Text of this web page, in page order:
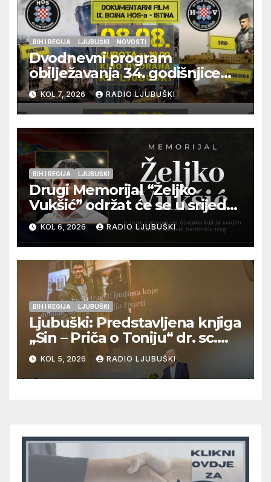
BIH I REGIJA LJUBUŠKI NOVOSTI
Dvodnevni program
obilježavanja 34. godišnjice
pogibije generala Blaža
Kraljevića i osmorice
pripadnika HOS-a
KOL 7, 2026 RADIO LJUBUŠKI
BIH I REGIJA LJUBUŠKI
Drugi Memorijal “Željko
Vukšić” održat će se u srijedu
12. kolovoza u Otoku
KOL 6, 2026 RADIO LJUBUŠKI
BIH I REGIJA LJUBUŠKI
Ljubuški: Predstavljena knjiga
„Sin – Priča o Toniju“ dr. sc.
Zdenka Hercega
KOL 5, 2026 RADIO LJUBUŠKI